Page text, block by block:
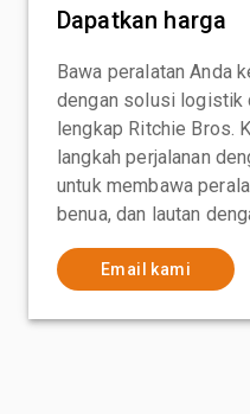
Dapatkan harga
Bawa peralatan Anda
dengan solusi logistik
lengkap Ritchie Bros.
langkah perjalanan
untuk membawa
benua, dan lautan
Email kami